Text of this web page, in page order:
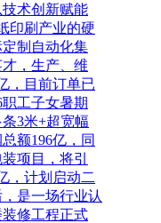
术创新赋能
印刷产业的硬
制自动化集
，生产、维
，目前订单已
工子女暑期
3米+超宽幅
额196亿，同
项目，将引
，计划启动二
是一场行业认
修工程正式